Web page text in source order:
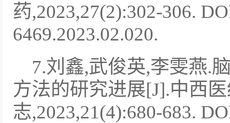
药,2023,27(2):302-306.
6469.2023.02.020.
7.刘鑫,武俊英,李雯燕.
方法的研究进展[J].中西
志,2023,21(4):680-683.